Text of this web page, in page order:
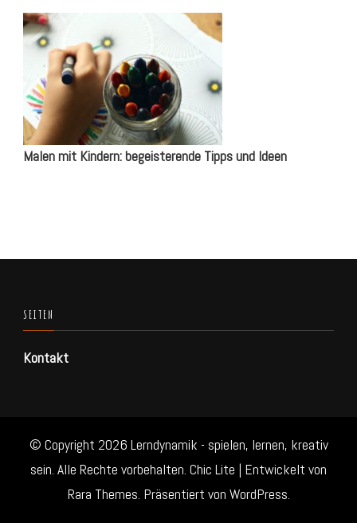
Malen mit Kindern: begeisterende Tipps und Ideen
SEITEN
Kontakt
© Copyright 2026 Lerndynamik - spielen, lernen, kreativ
sein. Alle Rechte vorbehalten. Chic Lite | Entwickelt von
Rara Themes. Präsentiert von WordPress.